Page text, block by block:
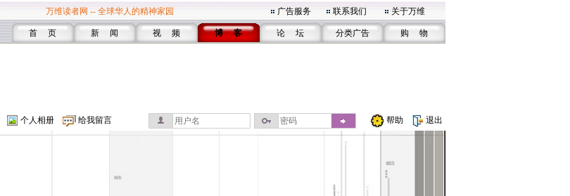
万维读者网 -- 全球华人的精神家园 广告服务 联系我们 关于万维
首 页 新 闻 视 频 博 客 论 坛 分类广告 购 物
个人相册 给我留言 帮助 退出